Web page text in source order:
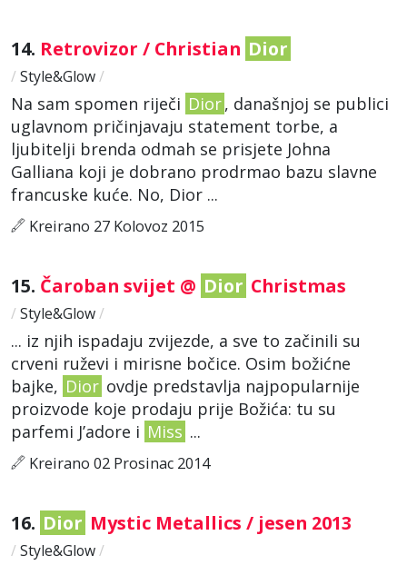
14. Retrovizor / Christian Dior
/ Style&Glow/
Na sam spomen riječi Dior, današnjoj se publici
uglavnom pričinjavaju statement torbe, a
ljubitelji brenda odmah se prisjete Johna
Galliana koji je dobrano prodrmao bazu slavne
francuske kuće. No, Dior ...
Kreirano 27 Kolovoz 2015
15. Čaroban svijet @ Dior Christmas
/ Style&Glow/
... iz njih ispadaju zvijezde, a sve to začinili su
crveni ruževi i mirisne bočice. Osim božićne
bajke, Dior ovdje predstavlja najpopularnije
proizvode koje prodaju prije Božića: tu su
parfemi J’adore i Miss ...
Kreirano 02 Prosinac 2014
16. Dior Mystic Metallics / jesen 2013
/ Style&Glow/